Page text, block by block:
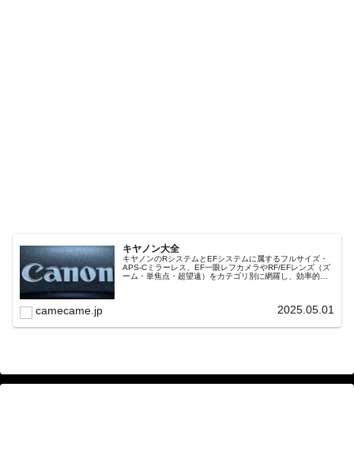
キヤノン大全
キヤノンのRシステムとEFシステムに属するフルサイズ・
APS-Cミラーレス、EF一眼レフカメラやRF/EFレンズ（ズ
ーム・単焦点・超望遠）をカテゴリ別に網羅し、効率的に
camecame.jp 2025.05.01